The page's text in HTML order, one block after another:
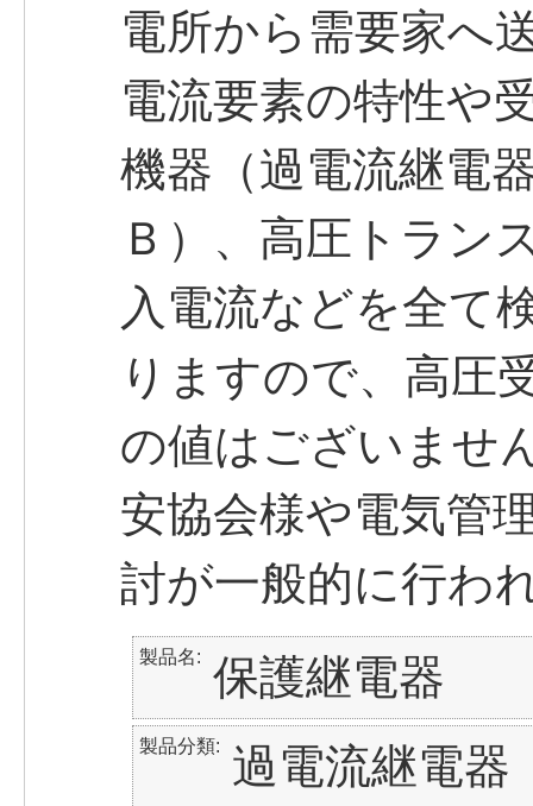
電所から需要家へ
電流要素の特性や
機器（過電流継電
Ｂ）、高圧トラン
入電流などを全て
りますので、高圧
の値はございませ
安協会様や電気管
討が一般的に行わ
製品名 保護継電器
製品分類 過電流継電器